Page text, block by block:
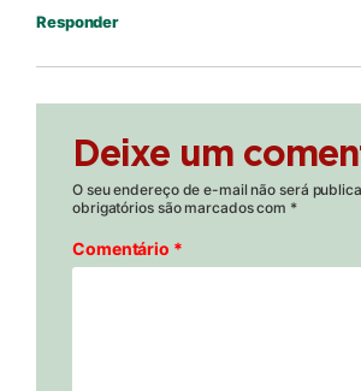
Responder
Deixe um
O seu endereço de e-mail não será
obrigatórios são marcados com *
Comentário *